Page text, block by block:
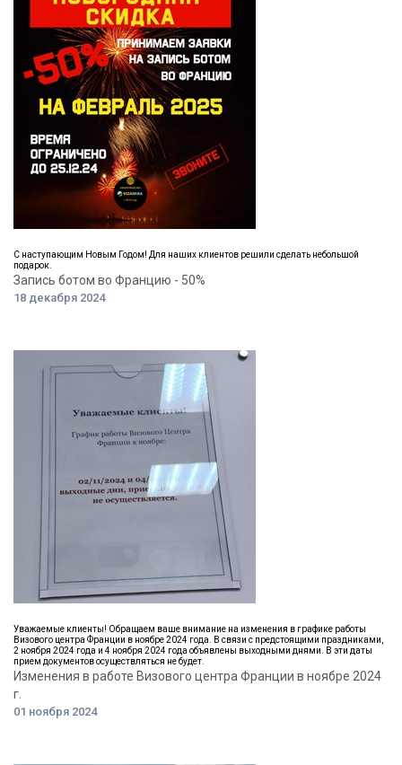
С наступающим Новым Годом! Для наших клиентов решили сделать небольшой
подарок.
Запись ботом во Францию - 50%
18 декабря 2024
Уважаемые клиенты! Обращаем ваше внимание на изменения в графике работы
Визового центра Франции в ноябре 2024 года. В связи с предстоящими праздниками,
2 ноября 2024 года и 4 ноября 2024 года объявлены выходными днями. В эти даты
прием документов осуществляться не будет.
Изменения в работе Визового центра Франции в ноябре 2024
г.
01 ноября 2024